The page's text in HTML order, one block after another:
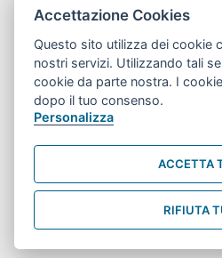
Accettazione Cookies
Questo sito utilizza dei cookie
nostri servizi. Utilizzando tali
cookie da parte nostra. I
dopo il tuo consenso.
Personalizza
ACCETTA
RIFIUTA